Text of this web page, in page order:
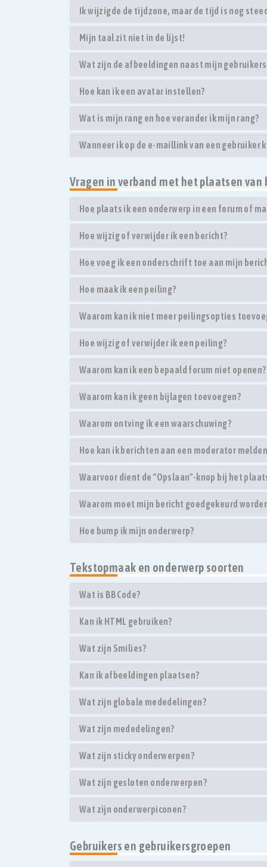
Ik wijzigde de tijdzone, maar de tijd is nog
Mijn taal zit niet in de lijst!
Wat zijn de afbeeldingen naast mijn
Hoe kan ik een avatar instellen?
Wat is mijn rang en hoe verander ik mijn rang?
Wanneer ik op de e-maillink van een gebruiker
Vragen in verband met het plaatsen van
Hoe plaats ik een onderwerp in een forum of
Hoe wijzig of verwijder ik een bericht?
Hoe voeg ik een onderschrift toe aan mijn
Hoe maak ik een peiling?
Waarom kan ik niet meer peilingsopties
Hoe wijzig of verwijder ik een peiling?
Waarom kan ik een bepaald forum niet openen?
Waarom kan ik geen bijlagen toevoegen?
Waarom ontving ik een waarschuwing?
Hoe kan ik berichten aan een moderator
Waarvoor dient de "Opslaan"-knop bij het
Waarom moet mijn bericht goedgekeurd
Hoe bump ik mijn onderwerp?
Tekstopmaak en onderwerp soorten
Wat is BBCode?
Kan ik HTML gebruiken?
Wat zijn Smilies?
Kan ik afbeeldingen plaatsen?
Wat zijn globale mededelingen?
Wat zijn mededelingen?
Wat zijn sticky onderwerpen?
Wat zijn gesloten onderwerpen?
Wat zijn onderwerpiconen?
Gebruikers en gebruikersgroepen